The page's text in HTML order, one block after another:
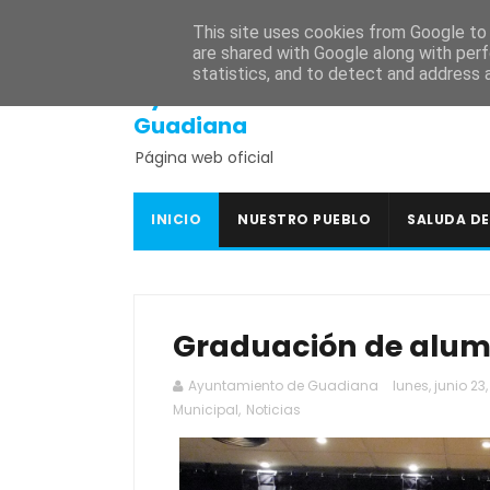
SEDE ELECTRÓNICA PORTAL DE
Guadiana
Página web oficial
INICIO NUESTRO PUEBLO SALUDA
Graduación de
Ayuntamiento de Guadiana lunes, junio 23,
Municipal, Noticias
This site uses cookies from Google
are shared with Google along with
statistics, and to detect and address